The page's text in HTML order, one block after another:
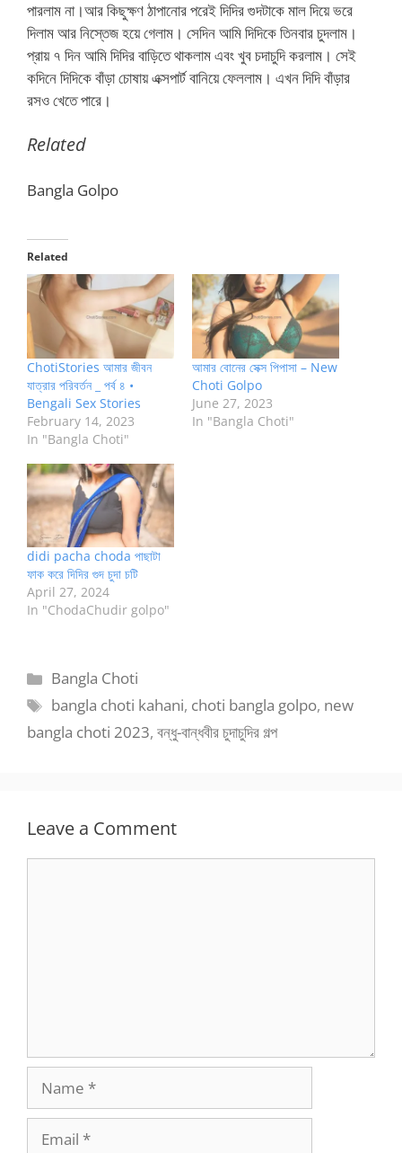
পারলাম না।আর কিছুক্ষণ ঠাপানোর পরেই দিদির গুদটাকে মাল দিয়ে ভরে
দিলাম আর নিস্তেজ হয়ে গেলাম। সেদিন আমি দিদিকে তিনবার চুদলাম।
প্রায় ৭ দিন আমি দিদির বাড়িতে থাকলাম এবং খুব চদাচুদি করলাম। সেই
কদিনে দিদিকে বাঁড়া চোষায় এক্সপার্ট বানিয়ে ফেললাম। এখন দিদি বাঁড়ার
রসও খেতে পারে।
Related
Bangla Golpo
Related
ChotiStories আমার জীবন
যাত্রার পরিবর্তন _ পর্ব ৪ •
Bengali Sex Stories
February 14, 2023
In "Bangla Choti"
আমার বোনের সেক্স পিপাসা – New
Choti Golpo
June 27, 2023
In "Bangla Choti"
didi pacha choda পাছাটা
ফাক করে দিদির গুদ চুদা চটি
April 27, 2024
In "ChodaChudir golpo"
Categories
Bangla Choti
Tags
bangla choti kahani, choti bangla golpo, new
bangla choti 2023, বন্ধু-বান্ধবীর চুদাচুদির গল্প
Leave a Comment